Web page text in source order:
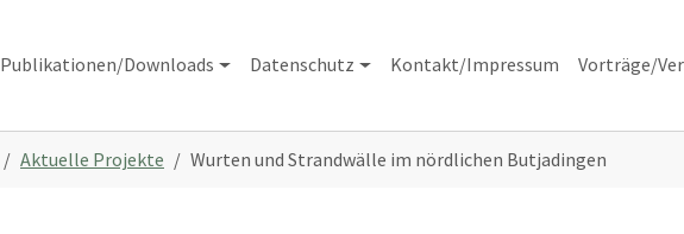
Publikationen/Downloads Datenschutz Kontakt/Impressum Vorträge/
Aktuelle Projekte Wurten und Strandwälle im nördlichen Butjadingen